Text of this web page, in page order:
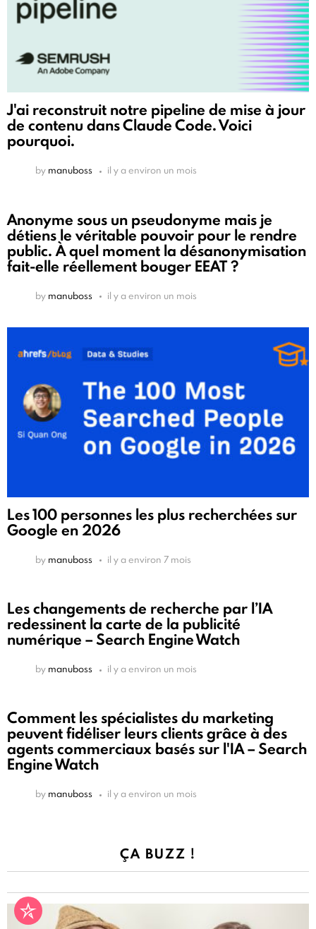
J'ai reconstruit notre pipeline de mise à jour
de contenu dans Claude Code. Voici
pourquoi.
by manuboss il y a environ un mois
Anonyme sous un pseudonyme mais je
détiens le véritable pouvoir pour le rendre
public. À quel moment la désanonymisation
fait-elle réellement bouger EEAT ?
by manuboss il y a environ un mois
Les 100 personnes les plus recherchées sur
Google en 2026
by manuboss il y a environ 7 mois
Les changements de recherche par l’IA
redessinent la carte de la publicité
numérique – Search Engine Watch
by manuboss il y a environ un mois
Comment les spécialistes du marketing
peuvent fidéliser leurs clients grâce à des
agents commerciaux basés sur l'IA – Search
Engine Watch
by manuboss il y a environ un mois
ÇA BUZZ !